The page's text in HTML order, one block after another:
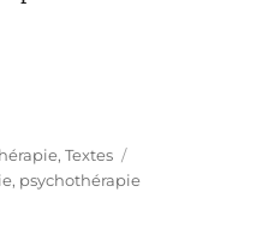
,Textes
, psychothérapie